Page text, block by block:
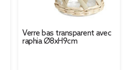
Verre bas transparent avec
raphia Ø8xH9cm